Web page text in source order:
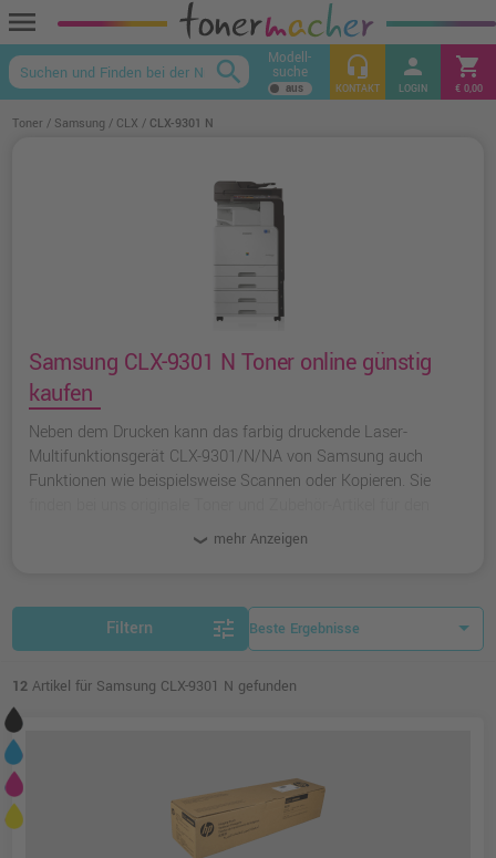
menu
keyboard_arrow_up
search Modell-
suche headset_mic
KONTAKT
person
LOGIN
shopping_cart
€ 0,00
Toner Samsung CLX CLX-9301 N
Samsung CLX-9301 N Toner online günstig
kaufen
Neben dem Drucken kann das farbig druckende Laser-
Multifunktionsgerät CLX-9301/N/NA von Samsung auch
Funktionen wie beispielsweise Scannen oder Kopieren. Sie
mehr Anzeigen
Filtern tune
12 Artikel für Samsung CLX-9301 N gefunden